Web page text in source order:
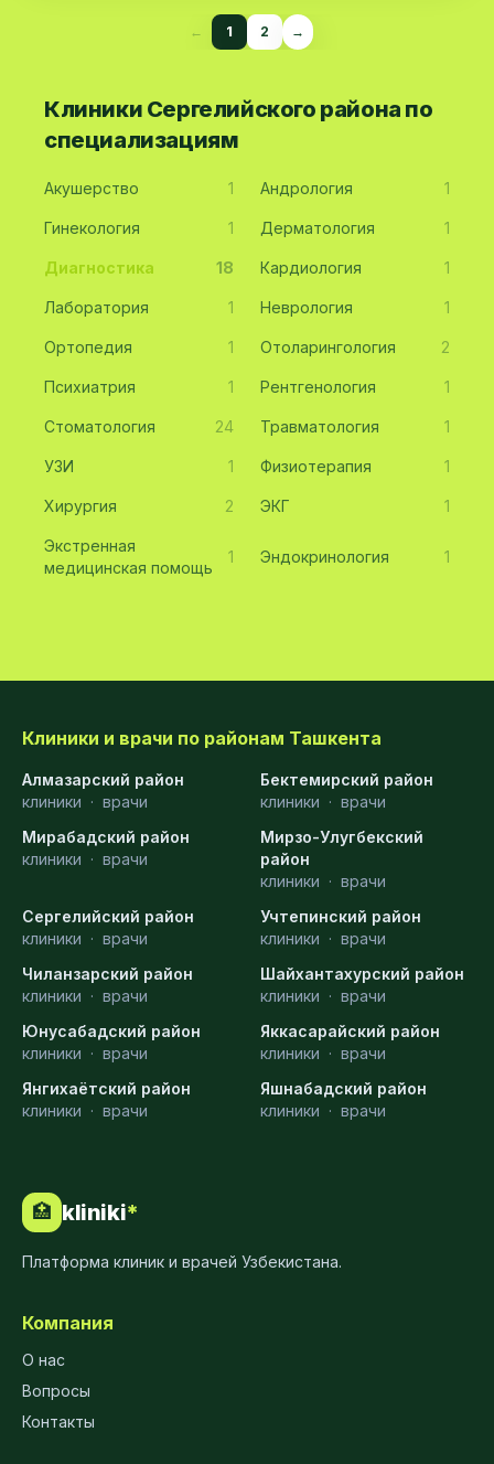
← 1 2 →
Клиники Сергелийского района по
специализациям
Акушерство 1 Андрология 1
Гинекология 1 Дерматология 1
Диагностика 18 Кардиология 1
Лаборатория 1 Неврология 1
Ортопедия 1 Отоларингология 2
Психиатрия 1 Рентгенология 1
Стоматология 24 Травматология 1
УЗИ 1 Физиотерапия 1
Хирургия 2 ЭКГ 1
Экстренная
медицинская помощь
1 Эндокринология 1
Клиники и врачи по районам Ташкента
Алмазарский район
клиники · врачи
Бектемирский район
клиники · врачи
Мирабадский район
клиники · врачи
Мирзо-Улугбекский
район
клиники · врачи
Сергелийский район
клиники · врачи
Учтепинский район
клиники · врачи
Чиланзарский район
клиники · врачи
Шайхантахурский район
клиники · врачи
Юнусабадский район
клиники · врачи
Яккасарайский район
клиники · врачи
Янгихаётский район
клиники · врачи
Яшнабадский район
клиники · врачи
🏥 kliniki*
Платформа клиник и врачей Узбекистана.
Компания
О нас
Вопросы
Контакты